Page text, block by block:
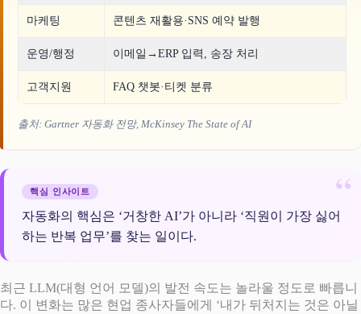
마케팅 콘텐츠 재활용·SNS 예약 발행
운영/행정 이메일→ERP 입력, 송장 처리
고객지원 FAQ 챗봇·티켓 분류
출처: Gartner 자동화 전망, McKinsey The State of AI
핵심 인사이트
자동화의 핵심은 ‘거창한 AI’가 아니라 ‘직원이 가장 싫어
하는 반복 업무’를 찾는 일이다.
최근 LLM(대형 언어 모델)의 발전 속도는 놀라울 정도로 빠릅니
다. 이 변화는 많은 현업 종사자들에게 ‘내가 뒤처지는 것은 아닐